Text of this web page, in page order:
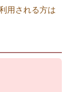
用される方は